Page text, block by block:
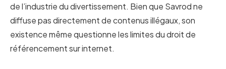
de l’industrie du divertissement. Bien que Savrod ne
diffuse pas directement de contenus illégaux, son
existence même questionne les limites du droit de
référencement sur internet.